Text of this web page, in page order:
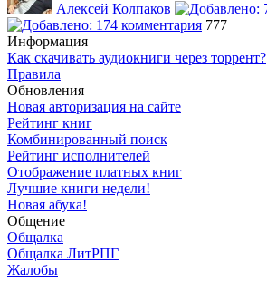
Алексей Колпаков
777
Информация
Как скачивать аудиокниги через торрент?
Правила
Обновления
Новая авторизация на сайте
Рейтинг книг
Комбинированный поиск
Рейтинг исполнителей
Отображение платных книг
Лучшие книги недели!
Новая абука!
Общение
Общалка
Общалка ЛитРПГ
Жалобы